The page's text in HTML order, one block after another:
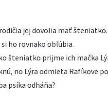
jej dovolia mať
ho rovnako obľúbia.
šteniatko prijme ich mačka
no Lýra odmieta Rafíkove
psíka odháňa?